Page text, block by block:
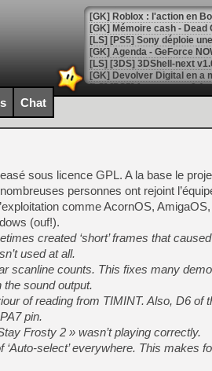
[GK] Roblox : l'action en
[GK] Agenda - GeForce
[GK] Devolver Digital en a
[LS] [PS5] ps5-y2jb-
[GK] Pourquoi Marvel
[GK] Test : Restory : Chill
[GK] GTA 6 : Rockstar
[GK] Hot Wheels Infinite
[GK] Mémoire cash -
[GK] Résultats Nintendo :
[GK] Déjà des
[Mo5] Brickboy cherche à
[GK] Minecraft et ses «
[GK] Beast of
[GK] Ubisoft : fin de partie
[GK] Mémoire cash -
[GK] Dan Houser (GTA)
[GK] Comment EA Sports
[GK] Crimson Moon : un
[GK] Isle of Reveries : le
[GK] Moonlighter 2 : The
[GK] Capcom relance
Chat
sous licence GPL. A la base le
personnes ont rejoint
comme AcornOS,
(ouf!).
created ‘short’ frames that
used at all.
scanline counts. This fixes many
the sound output.
of reading from TIMINT. Also, D6 of
pin.
Frosty 2 » wasn’t playing correctly.
select’ everywhere. This makes